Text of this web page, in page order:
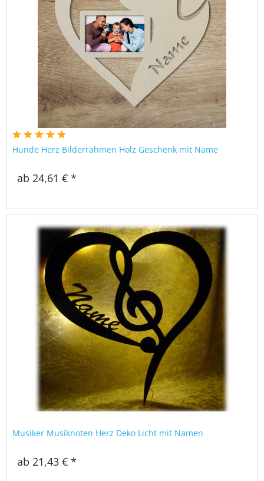
Hunde Herz Bilderrahmen Holz Geschenk mit Name
ab 24,61 € *
Musiker Musiknoten Herz Deko Licht mit Namen
ab 21,43 € *